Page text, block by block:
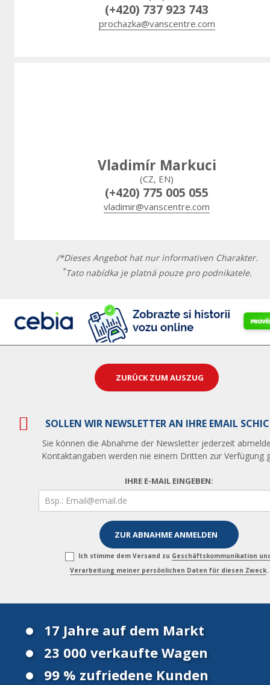
(+420) 737 923 743
prochazka@vanscentre.com
Vladimír Markuci
(CZ, EN)
(+420) 775 005 055
vladimir@vanscentre.com
/*Dieses Angebot hat nur informativen Charakter.
*Tato nabídka je platná pouze pro podnikatele.
ZURÜCK ZUM AUSZUG
SOLLEN WIR NEWSLETTER AN IHRE EMAIL
Sie können die Abnahme der Newsletter jederzeit
Kontaktangaben werden nie einem Dritten zur Verfügung
IHRE E-MAIL EINGEBEN:
Ich stimme dem Versand zu Geschäftskommunikation
Verarbeitung meiner persönlichen Daten für diesen Zweck.
17 Jahre auf dem Markt
23 000 verkaufte Wagen
99 % zufriedene Kunden